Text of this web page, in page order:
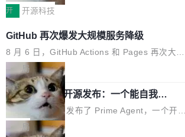
度宣传的。」 这才是真正的痛点。不是所有论文
都有问题，是最吸引眼球的那批论文最有问题。
他引用的帖子来自 Mathew Shen，一位 ICLR 2
026 的读者：「看了篇 ...
认为现代 AI 领域最重要的三个开源项目。 第一
理由很具体。FA 系列不需要解释，但 FA2 是他
认为最重要的一个——复杂度恰到好处，刚好能
驱动你去学 CuTe，但还没被那些"邪恶的" Hopp
er++ 优化所淹没，足够容易修改和适配。 更关
键的是 FA2 的持久性...
单点设备迈向智能化、网联化、协同化发展。作
鸿蒙通过统一技术底座和分布式能力，为不同类
型智能设备的开发、连接与互联提供关键支撑，
也为产业链企业探索产品创新与商业增长打开新
的空间。 8月14日，开源鸿蒙智能硬件开发者日
（OHDD：OpenHarmony Hardware Develope
r Day）将在杭州启航。活动面向智能硬件产业
链企业和开发者，邀请行业专家与资深技术顾
开 开源科技
GitHub 再次爆发大规模服务降级
8 月 6 日，GitHub Actions 和 Pages 再次大规
模服务降级，Actions 完全不可用超过 5 小时，
webhook 停发，连自托管 runner 也因调度层故
障无法工作。Pages、Copilot code review、C
opilot coding agent 全部受影响。从检测到完全
恢复，大约 12 小时。 这是 2026 年 8 月的第六
局
Prime Agent 开源发布：一个能自我改
进的编程 Agent，ARC-AGI 3 超越人类
专家基线
Prime Intellect 发布了 Prime Agent，一个开源
的编程 Agent Harness，核心设计围绕两个抽
局